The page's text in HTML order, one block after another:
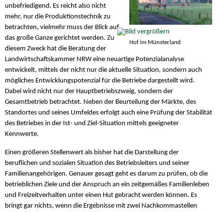
Hof im Münsterland
unbefriedigend. Es reicht also nicht
mehr, nur die Produktionstechnik zu
betrachten, vielmehr muss der Blick auf
das große Ganze gerichtet werden. Zu
diesem Zweck hat die Beratung der
Landwirtschaftskammer NRW eine neuartige Potenzialanalyse
entwickelt, mittels der nicht nur die aktuelle Situation, sondern auch
mögliches Entwicklungspotenzial für die Betriebe dargestellt wird.
Dabei wird nicht nur der Hauptbetriebszweig, sondern der
Gesamtbetrieb betrachtet. Neben der Beurteilung der Märkte, des
Standortes und seines Umfeldes erfolgt auch eine Prüfung der Stabilität
des Betriebes in der Ist- und Ziel-Situation mittels geeigneter
Kennwerte.
Einen größeren Stellenwert als bisher hat die Darstellung der
beruflichen und sozialen Situation des Betriebsleiters und seiner
Familienangehörigen. Genauer gesagt geht es darum zu prüfen, ob die
betrieblichen Ziele und der Anspruch an ein zeitgemäßes Familienleben
und Freizeitverhalten unter einen Hut gebracht werden können. Es
bringt gar nichts, wenn die Ergebnisse mit zwei Nachkommastellen